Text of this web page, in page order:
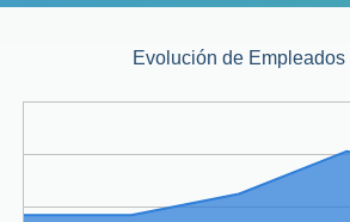
Evolución de Empleados